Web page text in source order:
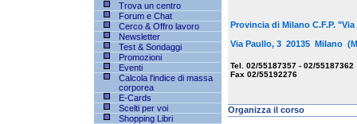
Trova un centro
Forum e Chat
Cerco & Offro lavoro
Newsletter
Test & Sondaggi
Promozioni
Eventi
Calcola l'indice di massa
corporea
E-Cards
Scelti per voi
Shopping Libri
Provincia di Milano C.F.P.
Via Paullo, 3 20135 Milano
Tel. 02/55187357 - 02/55187362
Fax 02/55192276
Organizza il corso